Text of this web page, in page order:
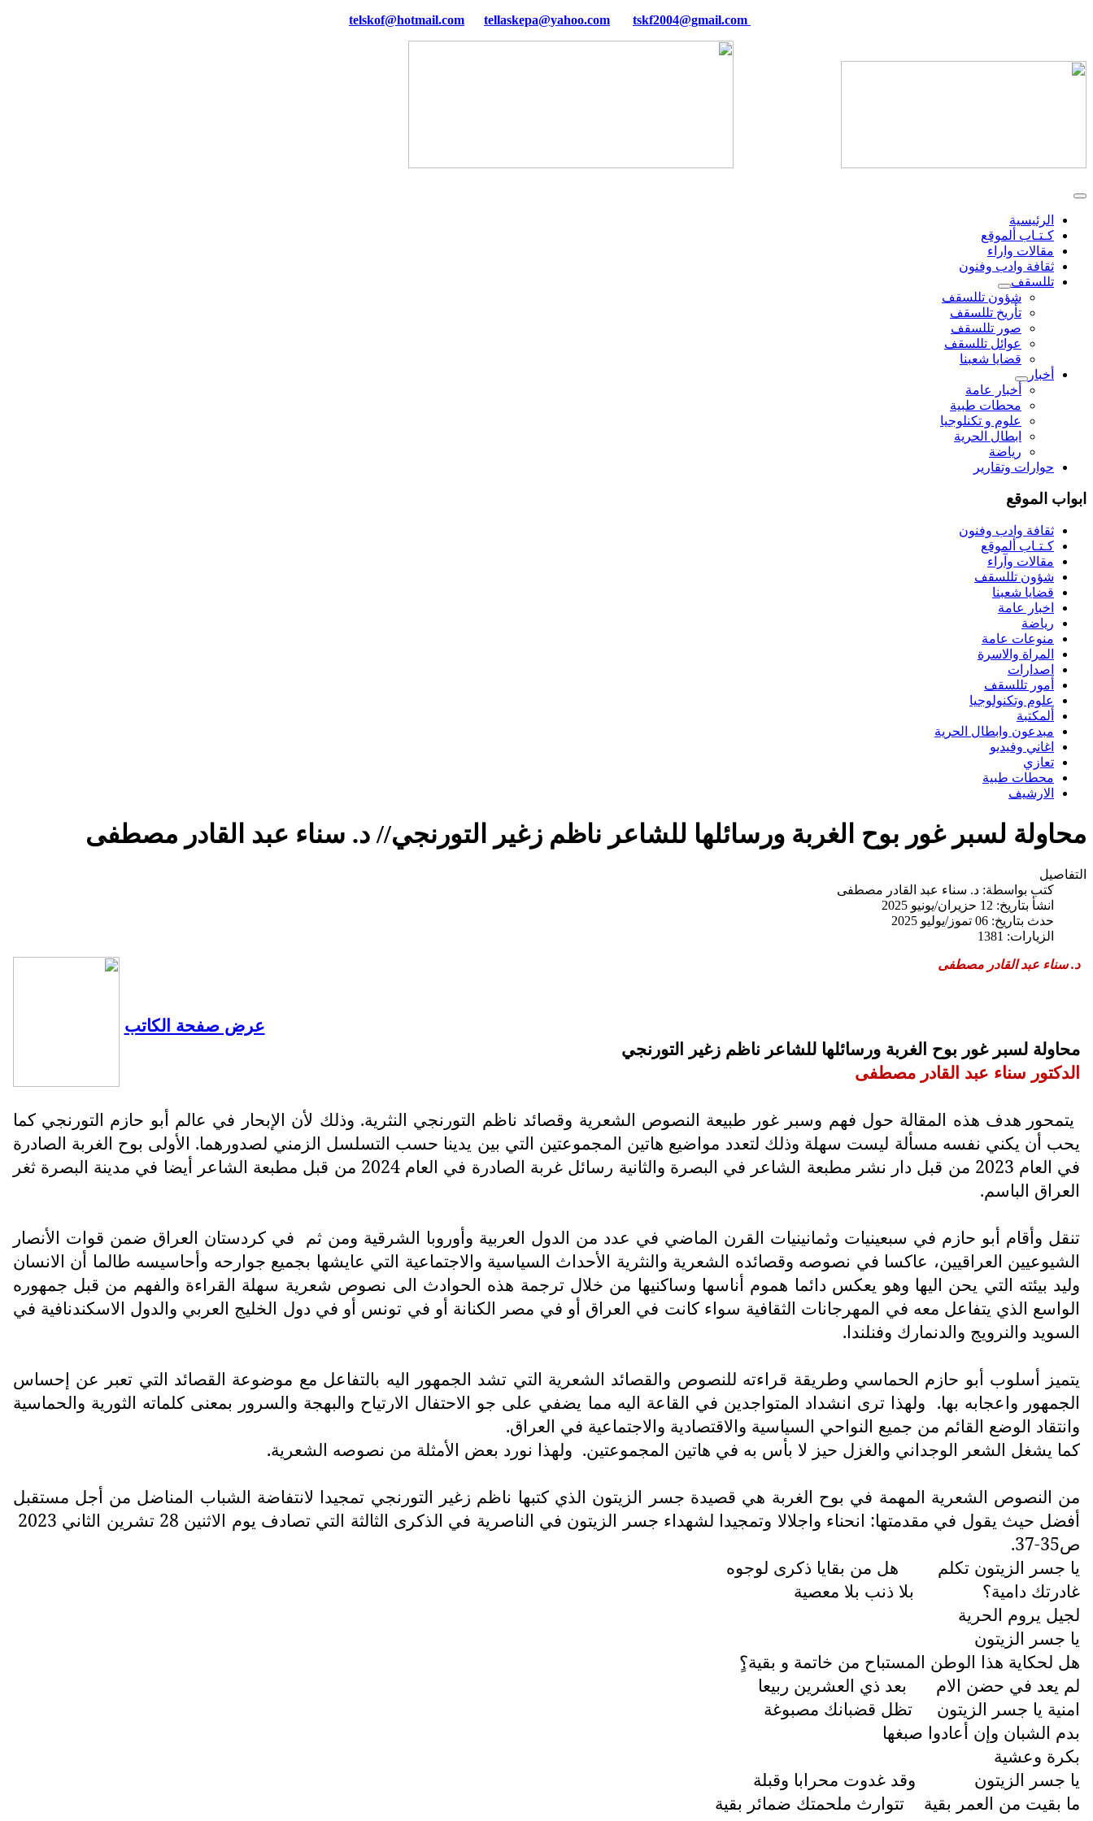
tellaskepa@yahoo.com tskf2004@gmail.com
الرئيسية
كـتـاب ألموقع
مقالات واراء
ثقافة وادب وفنون
تللسقف
شؤون تللسقف
تأريخ تللسقف
صور تللسقف
عوائل تللسقف
قضايا شعبنا
أخبار
أخبار عامة
محطات طبية
علوم و تکنلوجیا
ابطال الحرية
رياضة
حوارات وتقارير
ابواب الموقع
ثقافة وادب وفنون
كـتـاب ألموقع
مقالات وآراء
شؤون تللسقف
قضايا شعبنا
اخبار عامة
رياضة
منوعات عامة
المراة والاسرة
اصدارات
أمور تللسقف
علوم وتكنولوجيا
ألمكتبة
مبدعون وابطال الحرية
اغاني وفيديو
تعازي
محطات طبية
الارشيف
محاولة لسبر غور بوح الغربة ورسائلها للشاعر ناظم زغير التورنجي// د. سناء عبد القادر مصطفى
التفاصيل
كتب بواسطة: د. سناء عبد القادر مصطفى
انشأ بتاريخ: 12 حزيران/يونيو 2025
حدث بتاريخ: 06 تموز/يوليو 2025
الزيارات: 1381
د. سناء عبد القادر مصطفى
عرض صفحة الكاتب
محاولة لسبر غور بوح الغربة ورسائلها للشاعر ناظم زغير التورنجي
الدكتور سناء عبد القادر مصطفى
يتمحور هدف هذه المقالة حول فهم وسبر غور طبيعة النصوص الشعرية وقصائد ناظم التورنجي النثرية. وذلك لأن الإبحار في عالم أبو حازم التورنجي كما
يحب أن يكني نفسه مسألة ليست سهلة وذلك لتعدد مواضيع هاتين المجموعتين التي بين يدينا حسب التسلسل الزمني لصدورهما. الأولى بوح الغربة الصادرة
في العام 2023 من قبل دار نشر مطبعة الشاعر في البصرة والثانية رسائل غربة الصادرة في العام 2024 من قبل مطبعة الشاعر أيضا في مدينة البصرة ثغر
العراق الباسم.
تنقل وأقام أبو حازم في سبعينيات وثمانينيات القرن الماضي في عدد من الدول العربية وأوروبا الشرقية ومن ثم في كردستان العراق ضمن قوات الأنصار
الشيوعيين العراقيين، عاكسا في نصوصه وقصائده الشعرية والنثرية الأحداث السياسية والاجتماعية التي عايشها بجميع جوارحه وأحاسيسه طالما أن الانسان
وليد بيئته التي يحن اليها وهو يعكس دائما هموم أناسها وساكنيها من خلال ترجمة هذه الحوادث الى نصوص شعرية سهلة القراءة والفهم من قبل جمهوره
الواسع الذي يتفاعل معه في المهرجانات الثقافية سواء كانت في العراق أو في مصر الكنانة أو في تونس أو في دول الخليج العربي والدول الاسكندنافية في
السويد والنرويج والدنمارك وفنلندا.
يتميز أسلوب أبو حازم الحماسي وطريقة قراءته للنصوص والقصائد الشعرية التي تشد الجمهور اليه بالتفاعل مع موضوعة القصائد التي تعبر عن إحساس
الجمهور واعجابه بها. ولهذا ترى انشداد المتواجدين في القاعة اليه مما يضفي على جو الاحتفال الارتياح والبهجة والسرور بمعنى كلماته الثورية والحماسية
وانتقاد الوضع القائم من جميع النواحي السياسية والاقتصادية والاجتماعية في العراق.
كما يشغل الشعر الوجداني والغزل حيز لا بأس به في هاتين المجموعتين. ولهذا نورد بعض الأمثلة من نصوصه الشعرية.
من النصوص الشعرية المهمة في بوح الغربة هي قصيدة جسر الزيتون الذي كتبها ناظم زغير التورنجي تمجيدا لانتفاضة الشباب المناضل من أجل مستقبل
أفضل حيث يقول في مقدمتها: انحناء واجلالا وتمجيدا لشهداء جسر الزيتون في الناصرية في الذكرى الثالثة التي تصادف يوم الاثنين 28 تشرين الثاني 2023
ص35-37.
يا جسر الزيتون تكلم
هل من بقايا ذكرى لوجوه
غادرتك دامية؟
بلا ذنب بلا معصية
لجيل يروم الحرية
يا جسر الزيتون
هل لحكاية هذا الوطن المستباح من خاتمة و بقية؟ٍ
لم يعد في حضن الام
بعد ذي العشرين ربيعا
امنية يا جسر الزيتون
تظل قضبانك مصبوغة
بدم الشبان وإن أعادوا صبغها
بكرة وعشية
يا جسر الزيتون
وقد غدوت محرابا وقبلة
ما بقيت من العمر بقية
تتوارث ملحمتك ضمائر بقية